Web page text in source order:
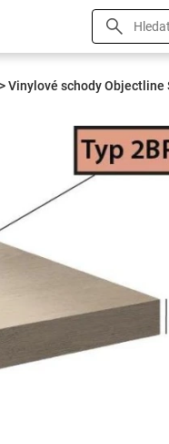
>Vinylové schody Objectline